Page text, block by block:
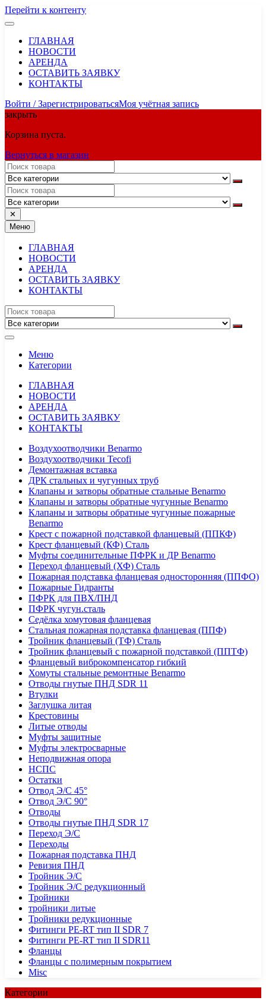
Перейти к контенту
ГЛАВНАЯ
НОВОСТИ
АРЕНДА
ОСТАВИТЬ ЗАЯВКУ
КОНТАКТЫ
Войти / ЗарегистрироватьсяМоя учётная запись
закрыть
Корзина пуста.
Вернуться в магазин
✕
Меню
ГЛАВНАЯ
НОВОСТИ
АРЕНДА
ОСТАВИТЬ ЗАЯВКУ
КОНТАКТЫ
Меню
Категории
ГЛАВНАЯ
НОВОСТИ
АРЕНДА
ОСТАВИТЬ ЗАЯВКУ
КОНТАКТЫ
Воздухоотводчики Benarmo
Воздухоотводчики Tecofi
Демонтажная вставка
ДРК стальных и чугунных труб
Клапаны и затворы обратные стальные Benarmo
Клапаны и затворы обратные чугунные Benarmo
Клапаны и затворы обратные чугунные пожарные
Benarmo
Крест с пожарной подставкой фланцевый (ППКФ)
Крест фланцевый (КФ) Сталь
Муфты соединительные ПФРК и ДР Benarmo
Переход фланцевый (ХФ) Сталь
Пожарная подставка фланцевая односторонняя (ППФО)
Пожарные Гидранты
ПФРК для ПВХ/ПНД
ПФРК чугун.сталь
Седёлка хомутовая фланцевая
Стальная пожарная подставка фланцевая (ППФ)
Тройник фланцевый (ТФ) Сталь
Тройник фланцевый с пожарной подставкой (ППТФ)
Фланцевый виброкомпенсатор гибкий
Хомуты стальные ремонтные Benarmo
Отводы гнутые ПНД SDR 11
Втулки
Заглушка литая
Крестовины
Литые отводы
Муфты защитные
Муфты электросварные
Неподвижная опора
НСПС
Остатки
Отвод Э/С 45°
Отвод Э/С 90°
Отводы
Отводы гнутые ПНД SDR 17
Переход Э/С
Переходы
Пожарная подставка ПНД
Ревизия ПНД
Тройник Э/С
Тройник Э/С редукционный
Тройники
тройники литые
Тройники редукционные
Фитинги PE-RT тип II SDR 7
Фитинги PE-RT тип II SDR11
Фланцы
Фланцы с полимерным покрытием
Misc
Категории